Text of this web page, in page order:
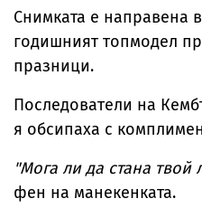
Снимката е направена
годишният топмодел
празници.
Последователи на
я обсипаха с
"Мога ли да стана
фен на манекенката.